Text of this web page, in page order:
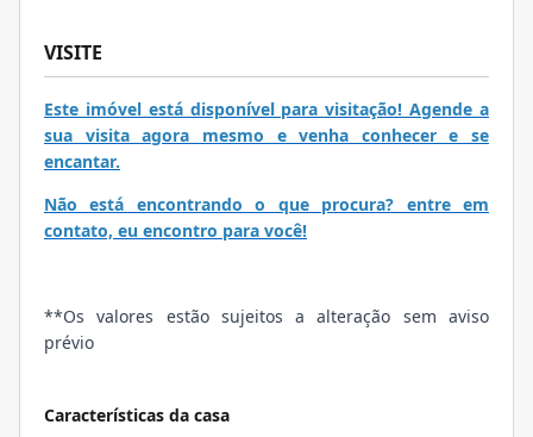
Características da casa
VISITE
Este imóvel está disponível para visitação! Agende a
sua visita agora mesmo e venha conhecer e se
encantar.
Não está encontrando o que procura? entre em
contato, eu encontro para você!
**Os valores estão sujeitos a alteração sem aviso
prévio